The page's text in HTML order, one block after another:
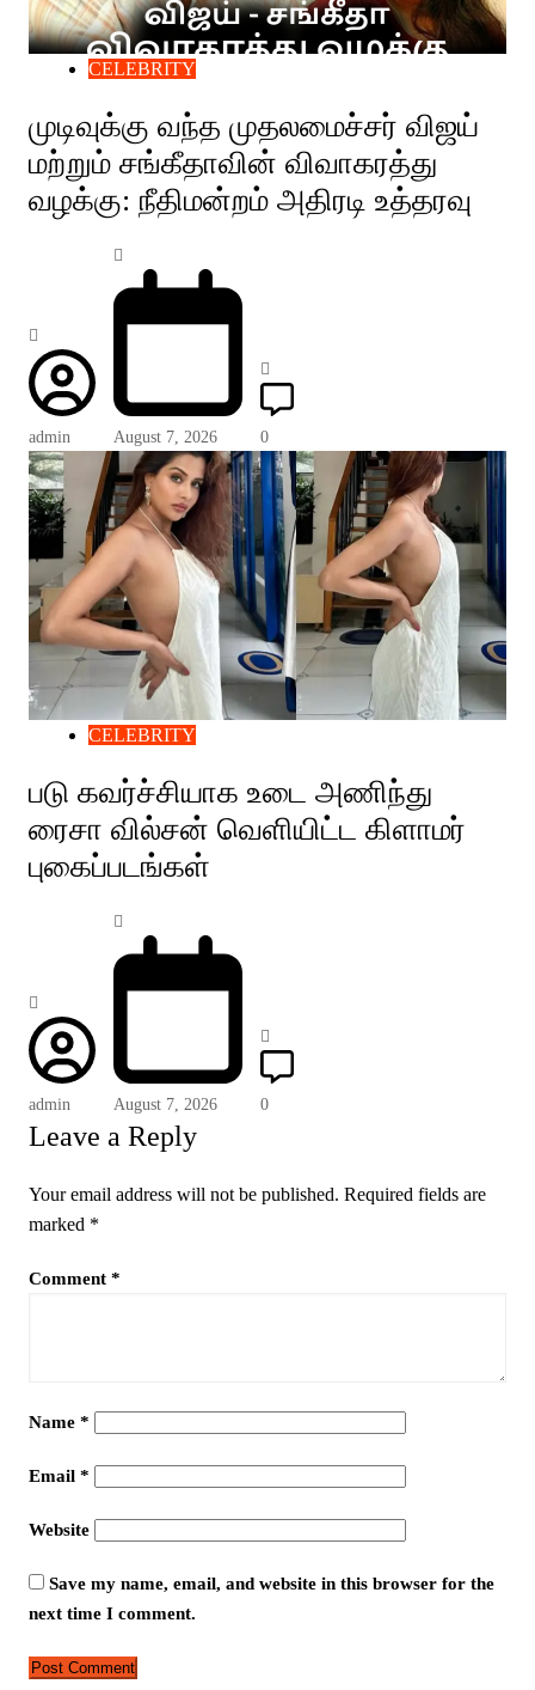
CELEBRITY
முடிவுக்கு வந்த முதலமைச்சர் விஜய்
மற்றும் சங்கீதாவின் விவாகரத்து
வழக்கு: நீதிமன்றம் அதிரடி உத்தரவு
admin August 7, 2026 0
CELEBRITY
படு கவர்ச்சியாக உடை அணிந்து
ரைசா வில்சன் வெளியிட்ட கிளாமர்
புகைப்படங்கள்
admin August 7, 2026 0
Leave a Reply
Your email address will not be published. Required fields are
marked *
Comment *
Name *
Email *
Website
Save my name, email, and website in this browser for the
next time I comment.